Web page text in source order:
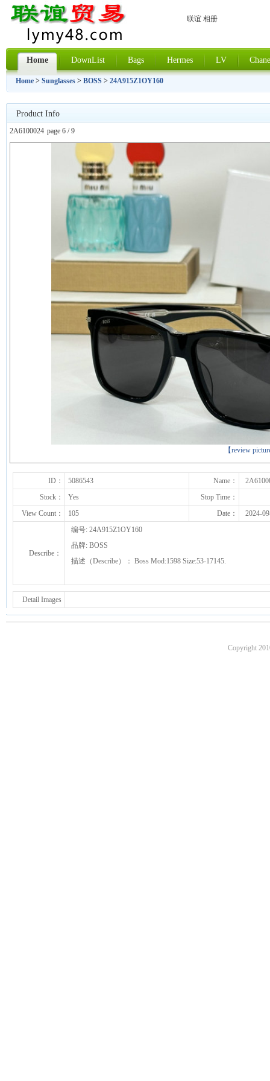
联谊 相册
Home DownList Bags Hermes LV
Home > Sunglasses > BOSS > 24A915Z1OY160
Product Info
2A6100024 page 6 / 9
【review
下一张
ID： 5086543 Name：
Stock：
Yes
Stop Time：
View Count：
105 Date： 2024-
Describe：
编号: 24A915Z1OY160
品牌: BOSS
描述（Describe）： Boss Mod:1598 Size:53-17145.
Detail Images
Copyright